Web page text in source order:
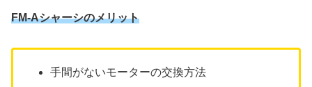
FM-Aシャーシのメリット
手間がないモーターの交換方法